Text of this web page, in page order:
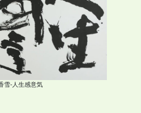
雪-人生感意気